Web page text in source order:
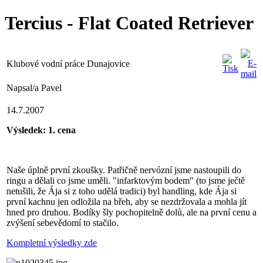
Tercius - Flat Coated Retriever
Klubové vodní práce Dunajovice
Napsal/a Pavel
14.7.2007
Výsledek: 1. cena
Naše úplně první zkoušky. Patřičně nervózní jsme nastoupili do
ringu a dělali co jsme uměli. "infarktovým bodem" (to jsme ječtě
netušili, že Ája si z toho udělá tradici) byl handling, kde Ája si
první kachnu jen odložila na břeh, aby se nezdržovala a mohla jít
hned pro druhou. Bodíky šly pochopitelně dolů, ale na první cenu a
zvýšení sebevědomí to stačilo.
Kompletní výsledky zde